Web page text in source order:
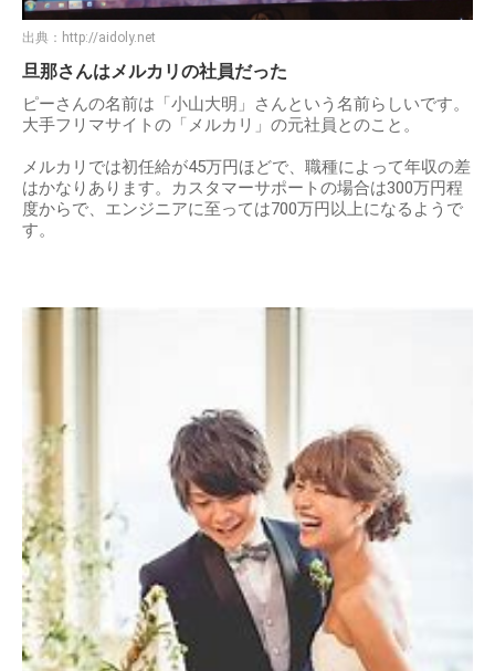
出典： http://aidoly.net
旦那さんはメルカリの社員だった
ピーさんの名前は「小山大明」さんという名前らしいです。
大手フリマサイトの「メルカリ」の元社員とのこと。
メルカリでは初任給が45万円ほどで、職種によって年収の差
はかなりあります。カスタマーサポートの場合は300万円程
度からで、エンジニアに至っては700万円以上になるようで
す。